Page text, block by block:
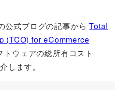
公式ブログの記事からTotal
(TCO) for eCommerce
トウェアの総所有コスト
します。